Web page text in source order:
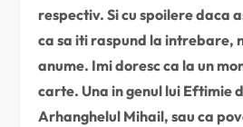
respectiv. Si cu spoilere daca
ca sa iti raspund la intrebare,
anume. Imi doresc ca la un
carte. Una in genul lui Eftimie
Arhanghelul Mihail, sau ca